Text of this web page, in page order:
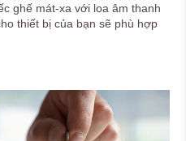
ghế mát-xa với loa âm thanh
thiết bị của bạn sẽ phù hợp